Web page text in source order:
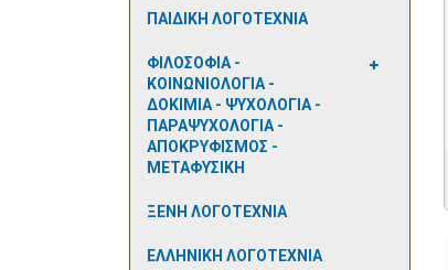
ΠΑΙΔΙΚΗ ΛΟΓΟΤΕΧΝΙΑ
ΦΙΛΟΣΟΦΙΑ -
ΚΟΙΝΩΝΙΟΛΟΓΙΑ -
ΔΟΚΙΜΙΑ - ΨΥΧΟΛΟΓΙΑ -
ΠΑΡΑΨΥΧΟΛΟΓΙΑ -
ΑΠΟΚΡΥΦΙΣΜΟΣ -
ΜΕΤΑΦΥΣΙΚΗ
ΞΕΝΗ ΛΟΓΟΤΕΧΝΙΑ
ΕΛΛΗΝΙΚΗ ΛΟΓΟΤΕΧΝΙΑ